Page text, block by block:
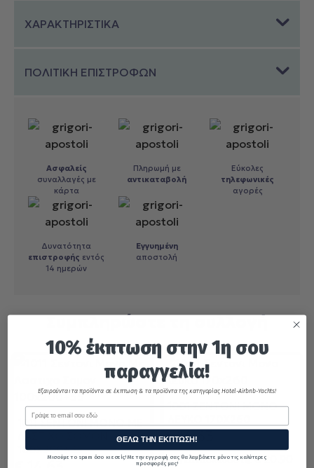
ΧΑΡΑΚΤΗΡΙΣΤΙΚΑ
ΠΟΛΙΤΙΚΗ ΕΠΙΣΤΡΟΦΩΝ
Ασφαλείς
συναλλαγές με
κάρτα
Πληρωμή με
αντικαταβολή
Εύκολες
τηλεφωνικές
αγορές
Δυνατότητα
επιστροφής εντός
14 ημερών
Εγγυημένη
αποστολή
Συμπληρώστε τη συλλογή
1011 ΣΕΝΤΟΝΙ ΜΟΝΟ ΜΕ
100X200+35
1001 ΣΕΝΤΟΝΙ ΜΟΝΟ
€14.63
Τιμή κατασκευαστή:€20.90
10% έκπτωση στην 1η σου
παραγγελία!
Εξαιρούνται τα προϊόντα σε έκπτωση & τα προϊόντα της κατηγορίας Hotel-Airbnb-Yachts!
Email
ΘΕΛΩ ΤΗΝ ΕΚΠΤΩΣΗ!
Μισούμε το spam όσο κι εσείς! Με την εγγραφή σας θα λαμβάνετε μόνο τις καλύτερες
προσφορές μας!